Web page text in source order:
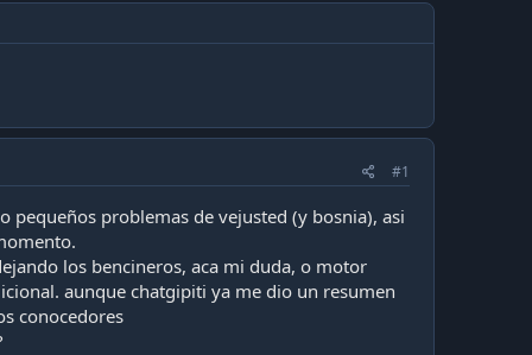
#1
pequeños problemas de vejusted (y bosnia), asi
los bencineros, aca mi duda, o motor
aunque chatgipiti ya me dio un resumen
conocedores